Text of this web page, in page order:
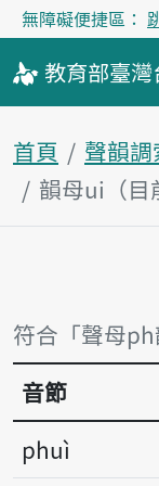
無障礙便捷區：
教育部臺
首頁 聲韻調
韻母ui（目
符合「聲母
音節
phuì